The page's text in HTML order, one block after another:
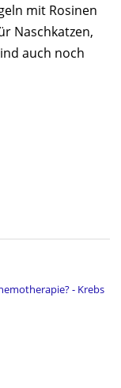
mit Rosinen
Naschkatzen,
auch noch
- Krebs